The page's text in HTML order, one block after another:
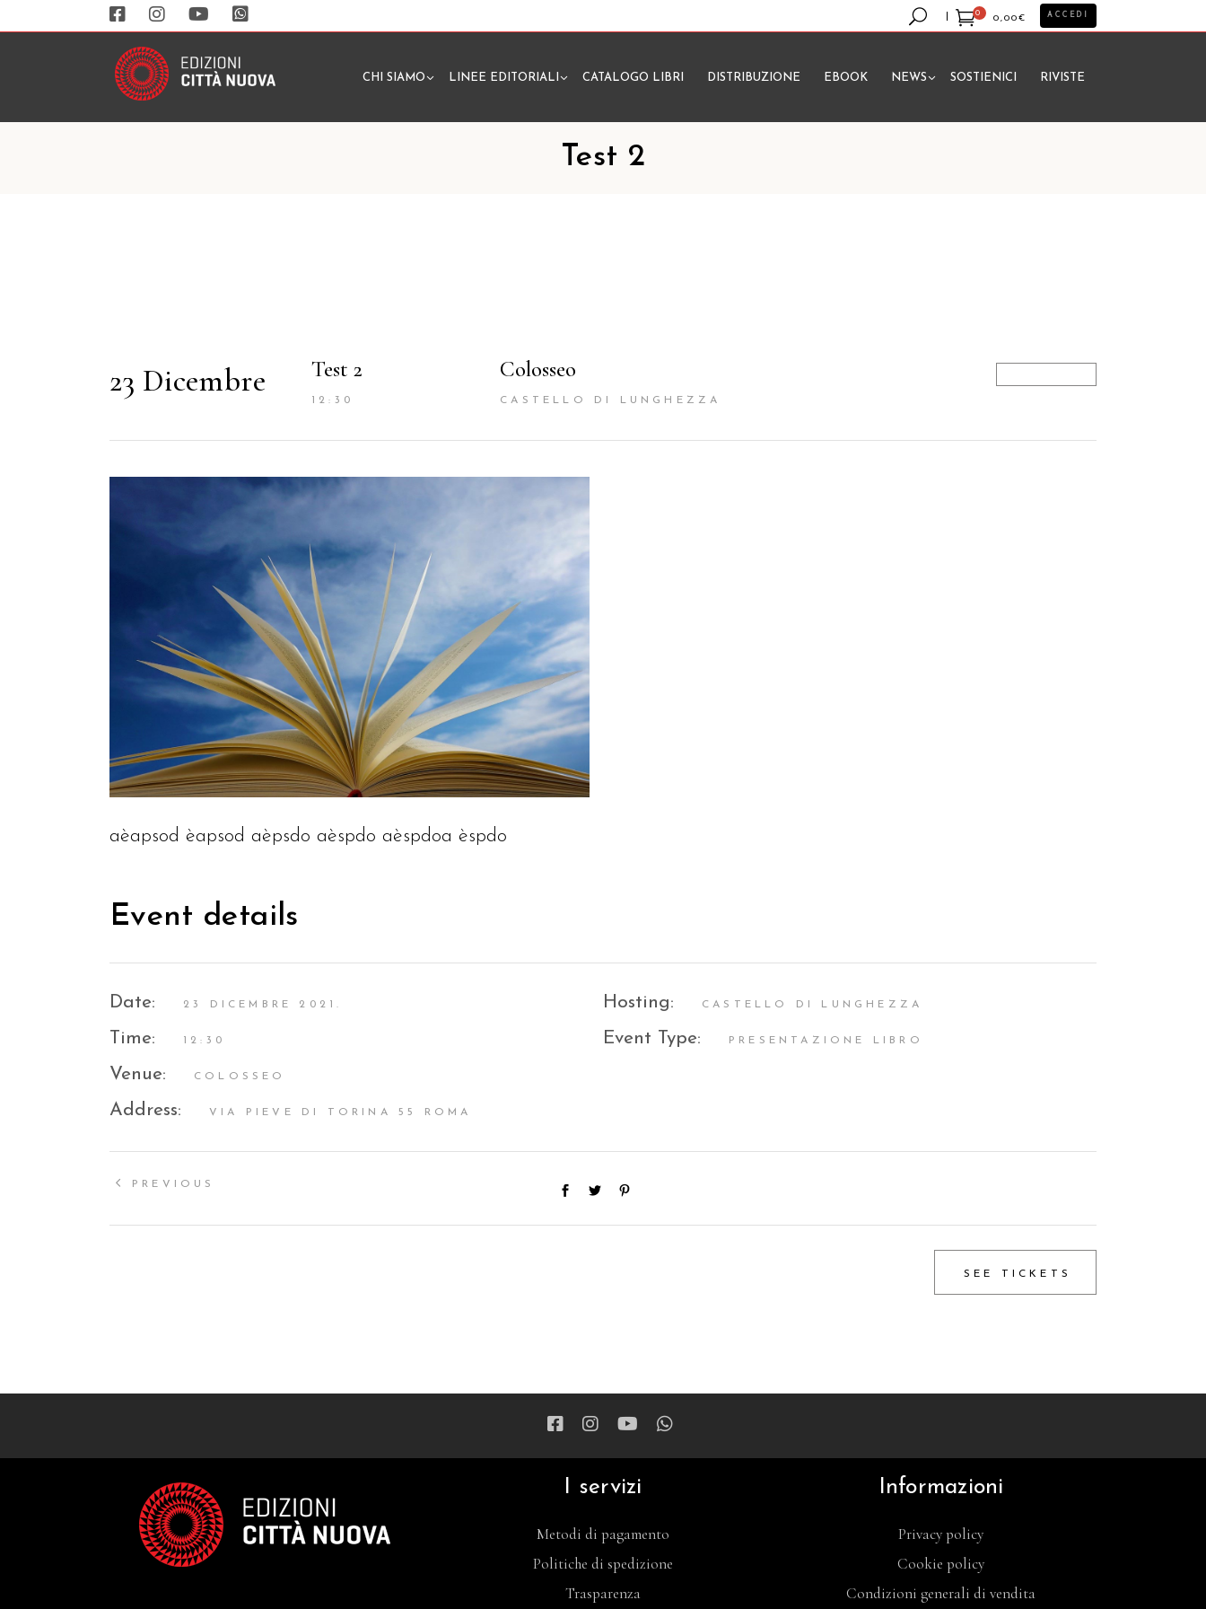
0
0,00€
Nessun prodotto nel carrello.
ACCEDI
CHI SIAMO LINEE EDITORIALI CATALOGO LIBRI DISTRIBUZIONE EBOOK NEWS SOSTIENICI RIVISTE
Test 2
23 Dicembre Test 2
12:30
Colosseo
CASTELLO DI LUNGHEZZA
aèapsod èapsod aèpsdo aèspdo aèspdoa èspdo
Event details
Date: 23 DICEMBRE 2021.
Time: 12:30
Venue: COLOSSEO
Address: VIA PIEVE DI TORINA 55 ROMA
Hosting: CASTELLO DI LUNGHEZZA
Event Type: PRESENTAZIONE LIBRO
PREVIOUS
SEE TICKETS
I servizi
Metodi di pagamento
Politiche di spedizione
Trasparenza
Informazioni
Privacy policy
Cookie policy
Condizioni generali di vendita